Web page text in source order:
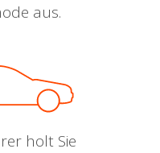
aus.
holt Sie